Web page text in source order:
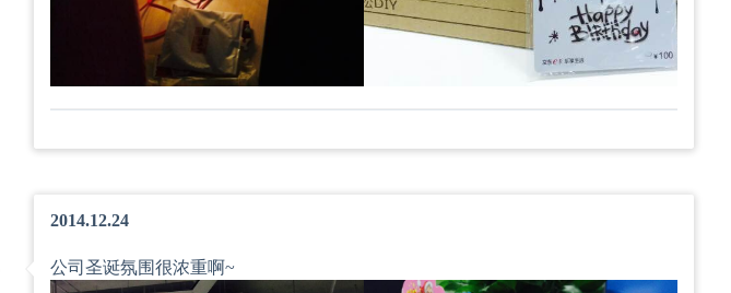
2014.12.24
公司圣诞氛围很浓重啊~